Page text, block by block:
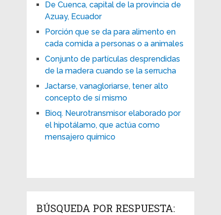
De Cuenca, capital de la provincia de
Azuay, Ecuador
Porción que se da para alimento en
cada comida a personas o a animales
Conjunto de partículas desprendidas
de la madera cuando se la serrucha
Jactarse, vanagloriarse, tener alto
concepto de sí mismo
Bioq. Neurotransmisor elaborado por
el hipotálamo, que actúa como
mensajero químico
BÚSQUEDA POR RESPUESTA: